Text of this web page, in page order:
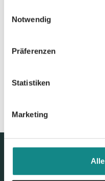
Notwendig
Präferenzen
Statistiken
Marketing